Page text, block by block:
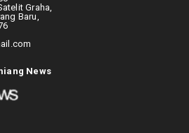
Kebut Penertiban Pasar
Diminta...
August 05, 2026
PASAR
Pasar Langsa:
Jalur Lalin, ...
Graha,
Baru,
News